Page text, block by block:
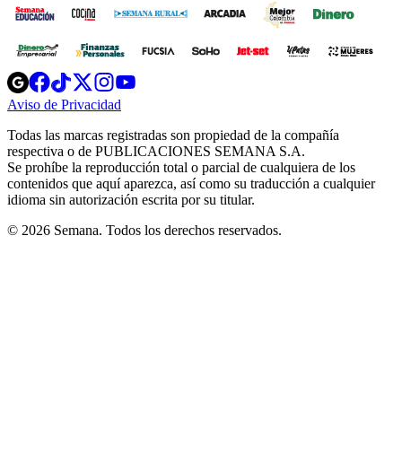
Opens
in
new
Opens
in
new
Opens
in
new
window
Opens
new
windowwindow
Aviso de Privacidad
new
window
Todas las marcas registradas son propiedad de la compañía
respectiva o de PUBLICACIONES SEMANA S.A.
Se prohíbe la reproducción total o parcial de cualquiera de los
contenidos que aquí aparezca, así como su traducción a cualquier
idioma sin autorización escrita por su titular.
© 2026 Semana. Todos los derechos reservados.